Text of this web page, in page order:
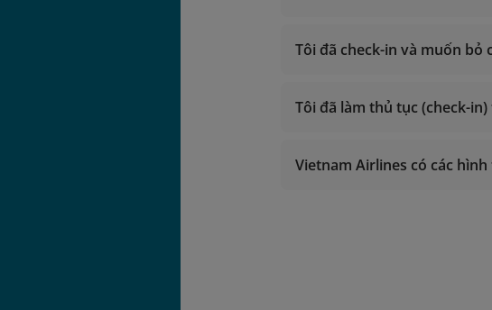
Tôi đã check-in và muốn bỏ
Tôi đã làm thủ tục (check-
Vietnam Airlines có các